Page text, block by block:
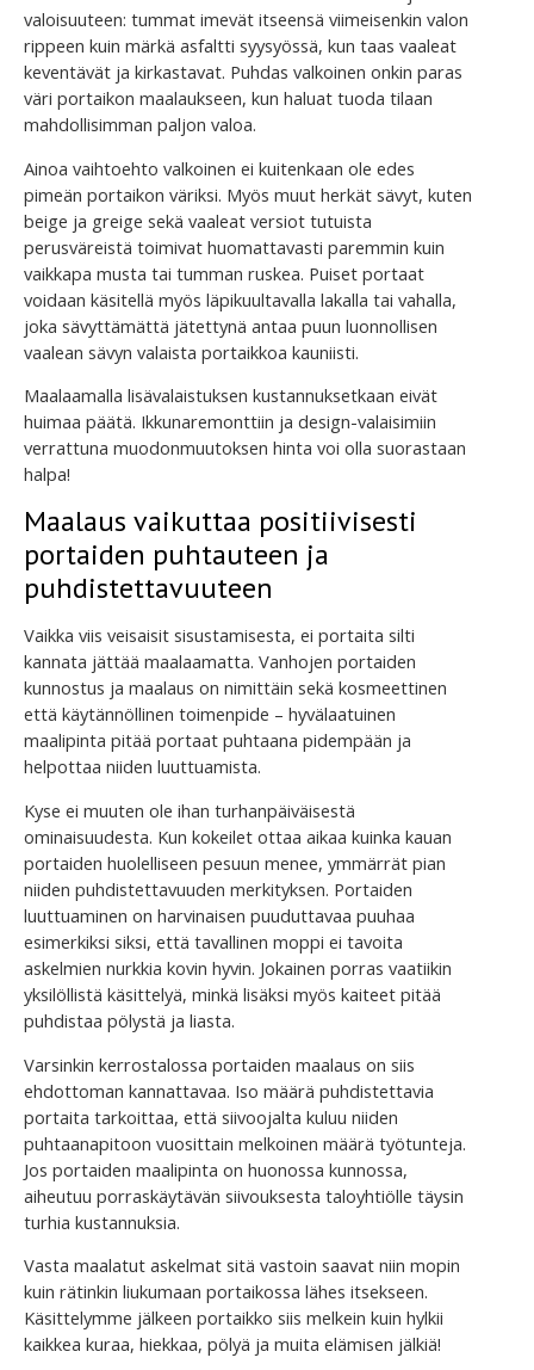
valoisuuteen: tummat imevät itseensä viimeisenkin valon
rippeen kuin märkä asfaltti syysyössä, kun taas vaaleat
keventävät ja kirkastavat. Puhdas valkoinen onkin paras
väri portaikon maalaukseen, kun haluat tuoda tilaan
mahdollisimman paljon valoa.
Ainoa vaihtoehto valkoinen ei kuitenkaan ole edes
pimeän portaikon väriksi. Myös muut herkät sävyt, kuten
beige ja greige sekä vaaleat versiot tutuista
perusväreistä toimivat huomattavasti paremmin kuin
vaikkapa musta tai tumman ruskea. Puiset portaat
voidaan käsitellä myös läpikuultavalla lakalla tai vahalla,
joka sävyttämättä jätettynä antaa puun luonnollisen
vaalean sävyn valaista portaikkoa kauniisti.
Maalaamalla lisävalaistuksen kustannuksetkaan eivät
huimaa päätä. Ikkunaremonttiin ja design-valaisimiin
verrattuna muodonmuutoksen hinta voi olla suorastaan
halpa!
Maalaus vaikuttaa positiivisesti
portaiden puhtauteen ja
puhdistettavuuteen
Vaikka viis veisaisit sisustamisesta, ei portaita silti
kannata jättää maalaamatta. Vanhojen portaiden
kunnostus ja maalaus on nimittäin sekä kosmeettinen
että käytännöllinen toimenpide – hyvälaatuinen
maalipinta pitää portaat puhtaana pidempään ja
helpottaa niiden luuttuamista.
Kyse ei muuten ole ihan turhanpäiväisestä
ominaisuudesta. Kun kokeilet ottaa aikaa kuinka kauan
portaiden huolelliseen pesuun menee, ymmärrät pian
niiden puhdistettavuuden merkityksen. Portaiden
luuttuaminen on harvinaisen puuduttavaa puuhaa
esimerkiksi siksi, että tavallinen moppi ei tavoita
askelmien nurkkia kovin hyvin. Jokainen porras vaatiikin
yksilöllistä käsittelyä, minkä lisäksi myös kaiteet pitää
puhdistaa pölystä ja liasta.
Varsinkin kerrostalossa portaiden maalaus on siis
ehdottoman kannattavaa. Iso määrä puhdistettavia
portaita tarkoittaa, että siivoojalta kuluu niiden
puhtaanapitoon vuosittain melkoinen määrä työtunteja.
Jos portaiden maalipinta on huonossa kunnossa,
aiheutuu porraskäytävän siivouksesta taloyhtiölle täysin
turhia kustannuksia.
Vasta maalatut askelmat sitä vastoin saavat niin mopin
kuin rätinkin liukumaan portaikossa lähes itsekseen.
Käsittelymme jälkeen portaikko siis melkein kuin hylkii
kaikkea kuraa, hiekkaa, pölyä ja muita elämisen jälkiä!